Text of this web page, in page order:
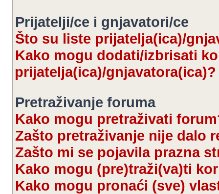
Prijatelji/ce i gnjavatori/ce
Što su liste prijatelja(ica)/
Kako mogu dodati/izbrisati
prijatelja(ica)/gnjavatora(ica)?
Pretraživanje foruma
Kako mogu pretraživati
Zašto pretraživanje nije dalo
Zašto mi se pojavila prazna
Kako mogu (pre)traži(va)ti
Kako mogu pronaći (sve)